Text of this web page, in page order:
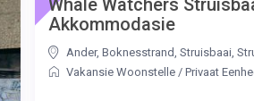
Whale Watchers
Akkommodasie
Ander, Boknesstrand, Struisbaai
Vakansie Woonstelle / Privaat